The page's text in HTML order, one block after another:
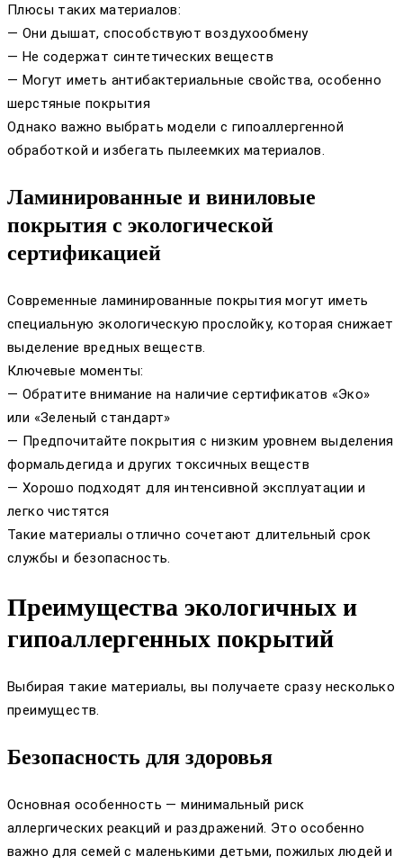
Плюсы таких материалов:
— Они дышат, способствуют воздухообмену
— Не содержат синтетических веществ
— Могут иметь антибактериальные свойства, особенно
шерстяные покрытия
Однако важно выбрать модели с гипоаллергенной
обработкой и избегать пылеемких материалов.
Ламинированные и виниловые
покрытия с экологической
сертификацией
Современные ламинированные покрытия могут иметь
специальную экологическую прослойку, которая снижает
выделение вредных веществ.
Ключевые моменты:
— Обратите внимание на наличие сертификатов «Эко»
или «Зеленый стандарт»
— Предпочитайте покрытия с низким уровнем выделения
формальдегида и других токсичных веществ
— Хорошо подходят для интенсивной эксплуатации и
легко чистятся
Такие материалы отлично сочетают длительный срок
службы и безопасность.
Преимущества экологичных и
гипоаллергенных покрытий
Выбирая такие материалы, вы получаете сразу несколько
преимуществ.
Безопасность для здоровья
Основная особенность — минимальный риск
аллергических реакций и раздражений. Это особенно
важно для семей с маленькими детьми, пожилых людей и